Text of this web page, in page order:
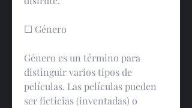
☐ Género
Género es un término para
distinguir varios tipos de
películas. Las películas pueden
ser ficticias (inventadas) o